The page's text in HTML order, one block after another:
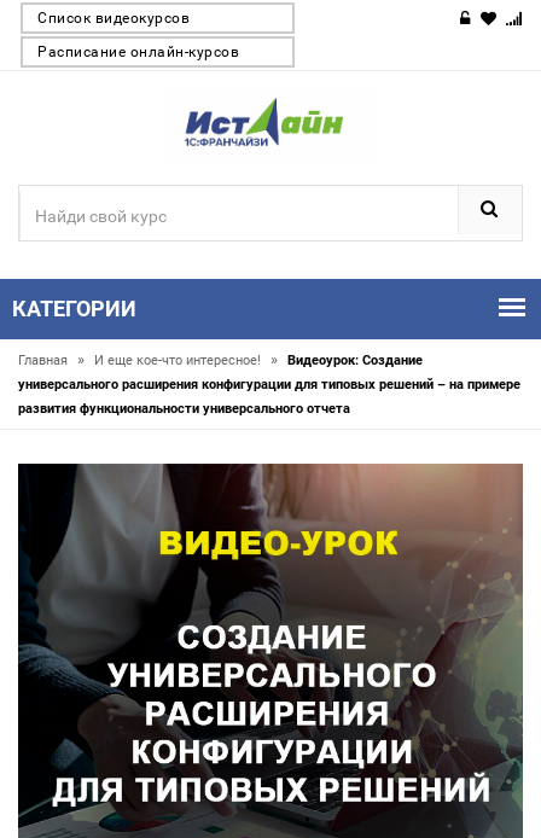
Список видеокурсов
Расписание онлайн-курсов
КАТЕГОРИИ
Главная » И еще кое-что интересное! »
Видеоурок: Создание
универсального расширения конфигурации для типовых решений – на примере
развития функциональности универсального отчета